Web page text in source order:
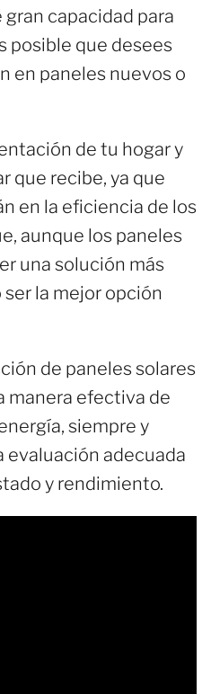
capacidad para
posible que desees
en paneles nuevos o
de tu hogar y
que recibe, ya que
en la eficiencia de los
aunque los paneles
una solución más
la mejor opción
de paneles solares
manera efectiva de
siempre y
evaluación adecuada
y rendimiento.